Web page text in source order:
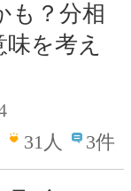
も？分相
を考え
31人 3件